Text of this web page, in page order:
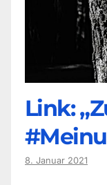
Link:
8. Januar 2021